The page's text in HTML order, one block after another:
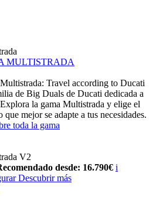
MULTISTRADA
Travel according to Ducati
de Big Duals de Ducati dedicada a
la gama Multistrada y elige el
que mejor se adapte a tus necesidades.
toda la gama
V2
desde: 16.790€ i
Descubrir más